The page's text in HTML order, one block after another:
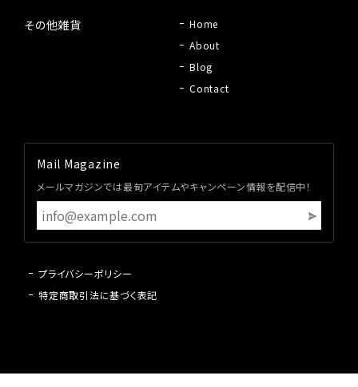
その他雑貨
Home
About
Blog
Contact
Mail Magazine
メールマガジンでは最旬アイテムやキャンペーン情報を配信中！
プライバシーポリシー
特定商取引法に基づく表記